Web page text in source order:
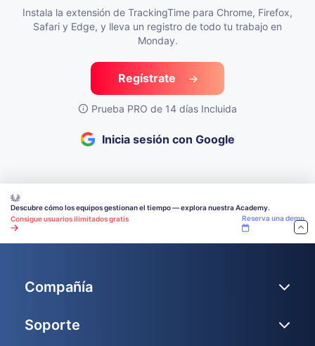
Instala la extensión de TrackingTime para Chrome, Firefox,
Safari y Edge, y lleva un registro de todo tu trabajo en
Monday.
Regístrate
Prueba PRO de 14 días Incluida
Inicia sesión con Google
Descubre cómo los equipos gestionan el tiempo — explora nuestra Academy.
Consigue usuarios ilimitados gratis
Reserva una demo
Compañía
Soporte